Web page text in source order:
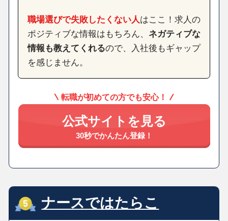
職場選びで失敗したくない人はここ！求人の
ポジティブな情報はもちろん、 ネガティブな
情報も教えてくれるので、入社後もギャップ
を感じません。
転職が初めての方でも安心！
公式サイトを見る
30秒でかんたん登録！
ナースではたらこ